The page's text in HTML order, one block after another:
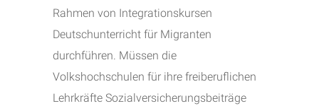
Rahmen von Integrationskursen
Deutschunterricht für Migranten
durchführen. Müssen die
Volkshochschulen für ihre freiberuflichen
Lehrkräfte Sozialversicherungsbeiträge